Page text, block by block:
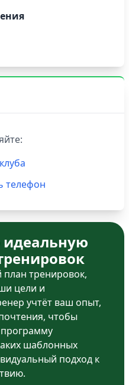
телефон
идеальную
тренировок,
цели и
учтёт ваш опыт,
чтобы
шаблонных
подход к